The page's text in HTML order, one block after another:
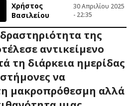
Χρήστος
Βασιλείου
30 Απριλίου 2025
- 22:35
της
αντικείμενο
τη διάρκεια ημερίδας
να
μακροπρόθεσμη αλλά